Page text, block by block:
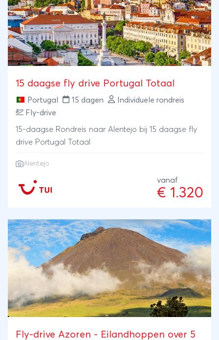
15 daagse fly drive Portugal Totaal
Portugal 15 dagen
Individuele rondreis
Fly-drive
15-daagse Rondreis naar Alentejo bij 15 daagse fly
drive Portugal Totaal
Alentejo
vanaf
€ 1.320
Fly-drive Azoren - Eilandhoppen over 5